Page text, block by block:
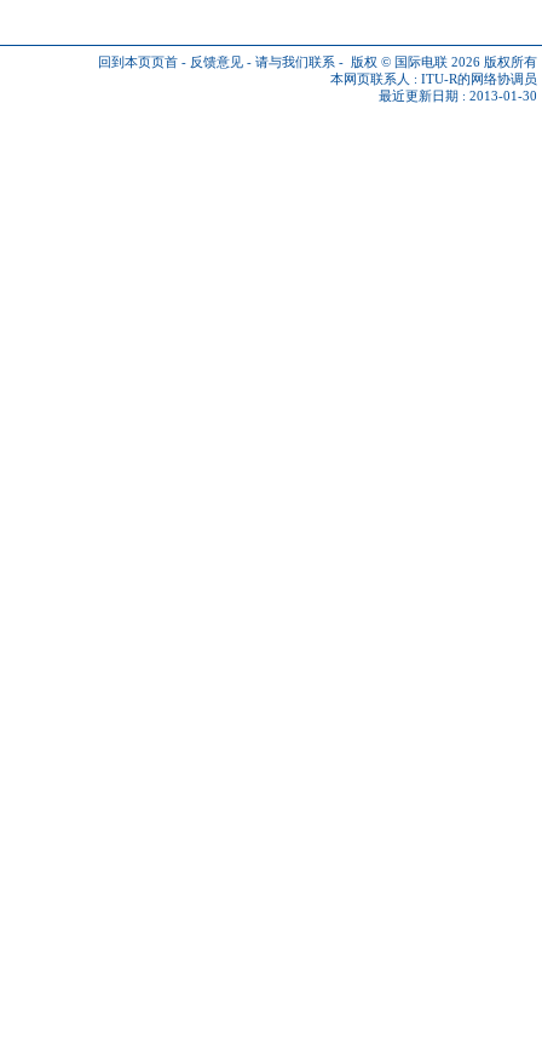
回到本页页首 - 反馈意见 - 请与我们联系 - 版权 © 国际电联 2026 版权所有
本网页联系人 : ITU-R的网络协调员
最近更新日期 : 2013-01-30